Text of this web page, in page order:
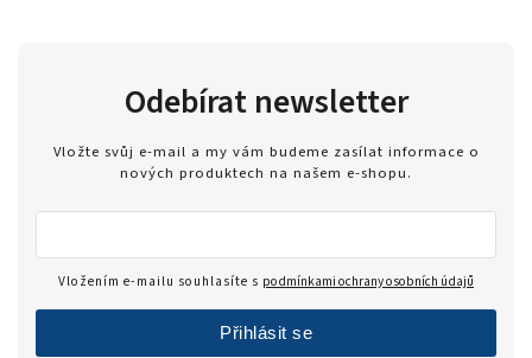
Odebírat newsletter
Vložte svůj e-mail a my vám budeme zasílat informace o
nových produktech na našem e-shopu.
Vložením e-mailu souhlasíte s podmínkami ochrany osobních údajů
Přihlásit se